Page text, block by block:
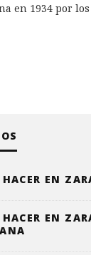
en 1934 por
HACER EN
HACER EN